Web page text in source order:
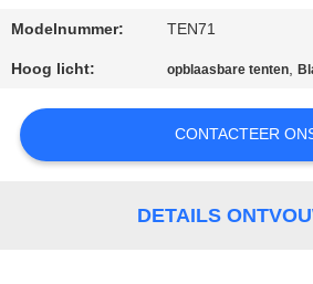
VERZOEK
OM
EEN
CITAAT
SITEMAP
Modelnummer: TEN71
Hoog licht: opblaasbare tenten,
CONTACTEER
DETAILS